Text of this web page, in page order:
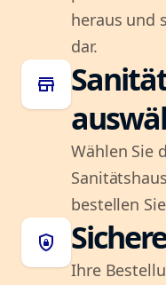
heraus und
dar.
store
Wählen Sie
bestellen
shield_lock
Ihre